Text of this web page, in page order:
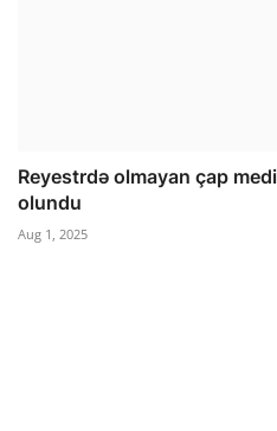
Reyestrdə olmayan çap
olundu
Aug 1, 2025